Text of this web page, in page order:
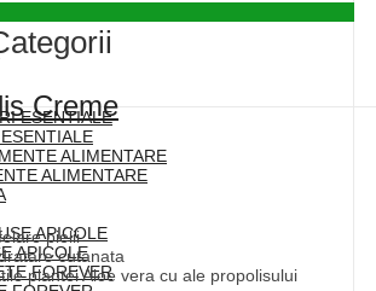
ALIMENTARE
APICOLE
Creme
pielii
cutanata
plantei Aloe vera cu ale propolisului